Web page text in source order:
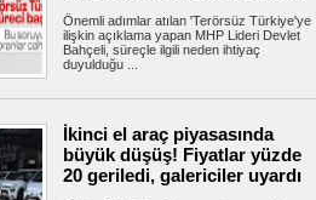
Çerçeve yasa: Örgüt yöneticileri,
kasten öldürme suçu işleyenler, müebbet
hapis cezası alanlar kapsam dışı
Terörsüz Türkiye süreciyle ilgili çerçeve yasa,
Beylikdüzü’nde otluk alanda
korkutan yangın: Alevler sitelere kadar
Önemli adımlar atılan 'Terörsüz Türkiye'ye
ilişkin açıklama yapan MHP Lideri Devlet
Bahçeli, süreçle ilgili neden ihtiyaç
duyulduğu ...
İkinci el araç piyasasında
büyük düşüş! Fiyatlar yüzde
20 geriledi, galericiler uyardı